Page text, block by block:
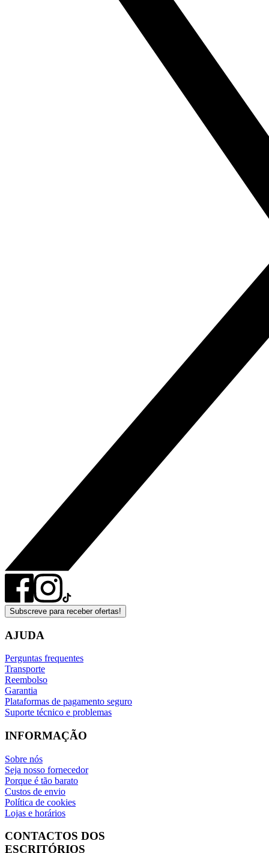
Subscreve para receber ofertas!
AJUDA
Perguntas frequentes
Transporte
Reembolso
Garantia
Plataformas de pagamento seguro
Suporte técnico e problemas
INFORMAÇÃO
Sobre nós
Seja nosso fornecedor
Porque é tão barato
Custos de envio
Política de cookies
Lojas e horários
CONTACTOS DOS
ESCRITÓRIOS